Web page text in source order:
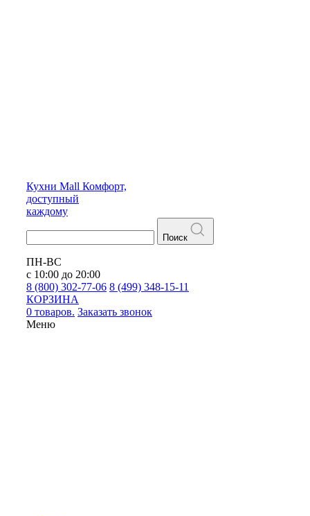
Кухни Mall Комфорт,
доступный
каждому
Поиск
ПН-ВС
с 10:00 до 20:00
8 (800) 302-77-06 8 (499) 348-15-11
КОРЗИНА
0 товаров. Заказать звонок
Меню